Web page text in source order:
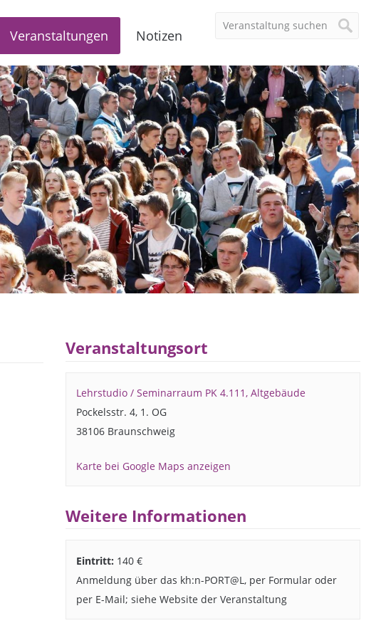
Veranstaltungen Notizen
Veranstaltungsort
Lehrstudio / Seminarraum PK 4.111, Altgebäude
Pockelsstr. 4, 1. OG
38106 Braunschweig
Karte bei Google Maps anzeigen
Weitere Informationen
Eintritt: 140 €
Anmeldung über das kh:n-PORT@L, per Formular oder
per E-Mail; siehe Website der Veranstaltung